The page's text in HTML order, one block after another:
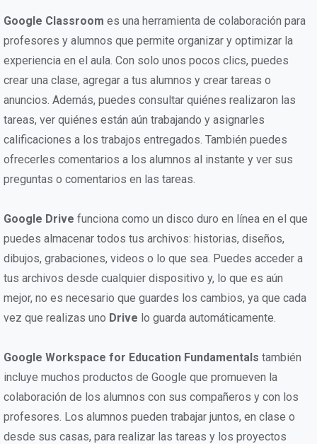
Google Classroom es una herramienta de colaboración para
profesores y alumnos que permite organizar y optimizar la
experiencia en el aula. Con solo unos pocos clics, puedes
crear una clase, agregar a tus alumnos y crear tareas o
anuncios. Además, puedes consultar quiénes realizaron las
tareas, ver quiénes están aún trabajando y asignarles
calificaciones a los trabajos entregados. También puedes
ofrecerles comentarios a los alumnos al instante y ver sus
preguntas o comentarios en las tareas.
Google Drive funciona como un disco duro en línea en el que
puedes almacenar todos tus archivos: historias, diseños,
dibujos, grabaciones, videos o lo que sea. Puedes acceder a
tus archivos desde cualquier dispositivo y, lo que es aún
mejor, no es necesario que guardes los cambios, ya que cada
vez que realizas uno Drive lo guarda automáticamente.
Google Workspace for Education Fundamentals también
incluye muchos productos de Google que promueven la
colaboración de los alumnos con sus compañeros y con los
profesores. Los alumnos pueden trabajar juntos, en clase o
desde sus casas, para realizar las tareas y los proyectos